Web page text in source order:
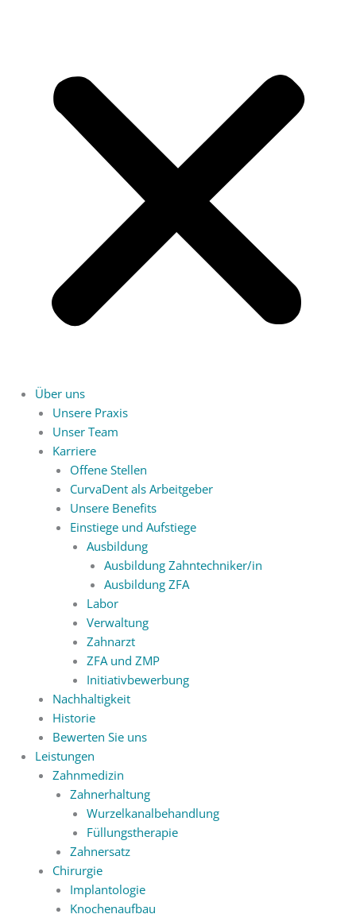
Über uns
Unsere Praxis
Unser Team
Karriere
Offene Stellen
CurvaDent als Arbeitgeber
Unsere Benefits
Einstiege und Aufstiege
Ausbildung
Ausbildung Zahntechniker/in
Ausbildung ZFA
Labor
Verwaltung
Zahnarzt
ZFA und ZMP
Initiativbewerbung
Nachhaltigkeit
Historie
Bewerten Sie uns
Leistungen
Zahnmedizin
Zahnerhaltung
Wurzelkanalbehandlung
Füllungstherapie
Zahnersatz
Chirurgie
Implantologie
Knochenaufbau